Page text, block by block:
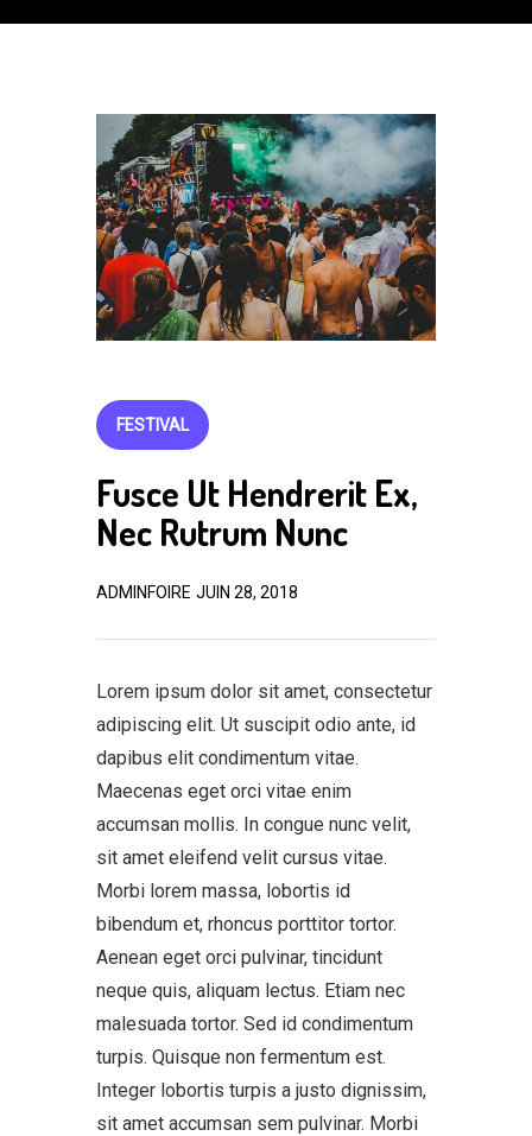
FESTIVAL
Fusce Ut Hendrerit Ex,
Nec Rutrum Nunc
ADMINFOIRE JUIN 28, 2018
Lorem ipsum dolor sit amet, consectetur
adipiscing elit. Ut suscipit odio ante, id
dapibus elit condimentum vitae.
Maecenas eget orci vitae enim
accumsan mollis. In congue nunc velit,
sit amet eleifend velit cursus vitae.
Morbi lorem massa, lobortis id
bibendum et, rhoncus porttitor tortor.
Aenean eget orci pulvinar, tincidunt
neque quis, aliquam lectus. Etiam nec
malesuada tortor. Sed id condimentum
turpis. Quisque non fermentum est.
Integer lobortis turpis a justo dignissim,
sit amet accumsan sem pulvinar. Morbi